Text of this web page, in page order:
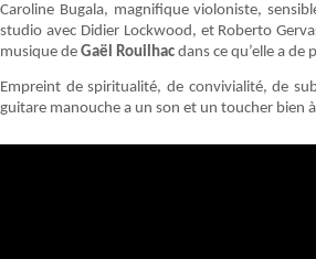
Caroline Bugala, magnifique violoniste,
studio avec Didier Lockwood, et Roberto
musique de Gaël Rouilhac dans ce qu’elle a
Empreint de spiritualité, de convivialité, de
guitare manouche a un son et un toucher bien